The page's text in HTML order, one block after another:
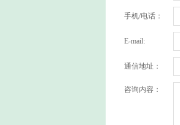
手机/电话：
E-mail:
通信地址：
咨询内容：